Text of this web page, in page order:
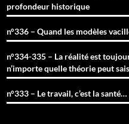
profondeur historique
n°336 – Quand les modèles
n°334-335 – La réalité est
n’importe quelle théorie peut
n°333 – Le travail, c’est la